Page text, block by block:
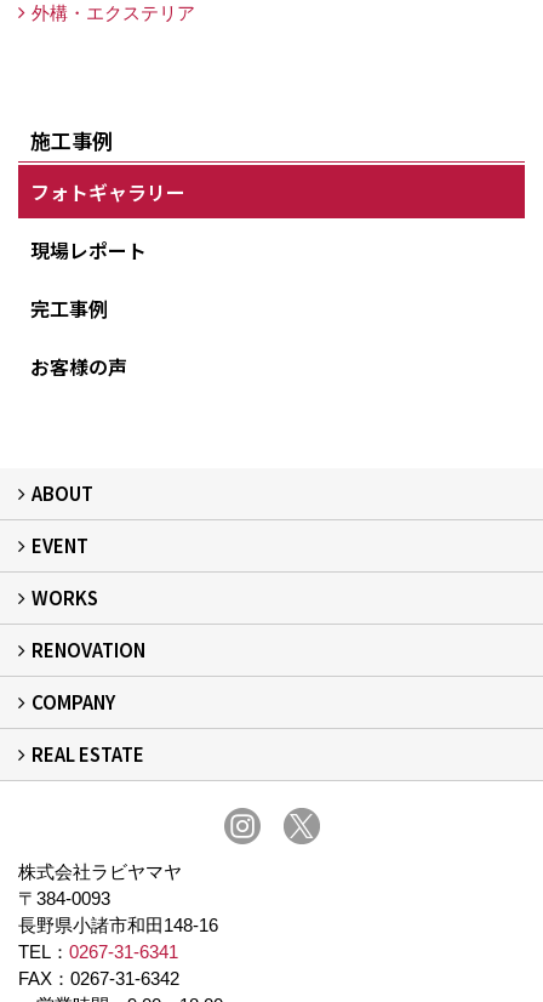
外構・エクステリア
施工事例
フォトギャラリー
現場レポート
完工事例
お客様の声
ABOUT
フィアスホームとは
家づくりの流れ
デザイン：注文住宅
居心地：断熱・気密
健康：健康住宅
安心：耐震・保証
自立：次世代レジリエンス住宅
絆：ひと
EVENT
イベント予告
イベント報告
WORKS
建築事例
現場レポート
完工事例
お客様の声
RENOVATION
リフォーム
COMPANY
事業所概要
スタッフ紹介
スタッフブログ
プライバシーポリシー
REAL ESTATE
株式会社ラビヤマヤ
〒384-0093
長野県小諸市和田148-16
TEL： 0267-31-6341
FAX：0267-31-6342